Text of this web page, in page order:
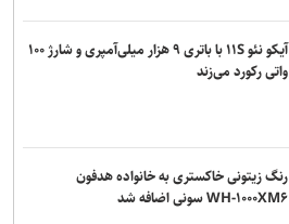
آیکو نئو ۱۱S با باتری ۹ هزار میلی‌آمپری و شارژ ۱۰۰
واتی رکورد می‌زند
رنگ زیتونی خاکستری به خانواده هدفون
WH-۱۰۰۰XM۶ سونی اضافه شد